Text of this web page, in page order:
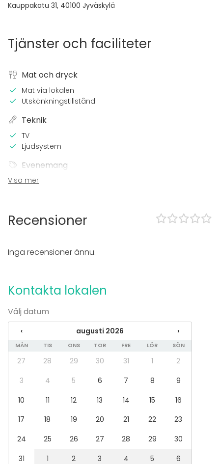
Kauppakatu 31, 40100 Jyväskylä
Tjänster och faciliteter
Mat och dryck
Mat via lokalen
Utskänkningstillstånd
Teknik
TV
Ljudsystem
Evenemang
Fest
Middag / Lunch
Möte
Föreställning / show
Upplevelse / aktivitet
Restaurang
Chambre séparée
Tilläggsuppgifter om tjänster och faciliteter
urheilutapahtuman seuraamisen omalta screeniltä –
täysin omassa rauhassa!
Visa mer
Recensioner
Inga recensioner ännu.
Kontakta lokalen
Välj datum
‹ augusti 2026 ›
MÅN TIS ONS TOR FRE LÖR SÖN
27 28 29 30 31 1
2
3
4 5 6 7 8
9
10
11 12 13 14 15
16
17
18 19 20 21 22
23
24
25 26 27 28 29
30
31
1 2 3 4 5 6